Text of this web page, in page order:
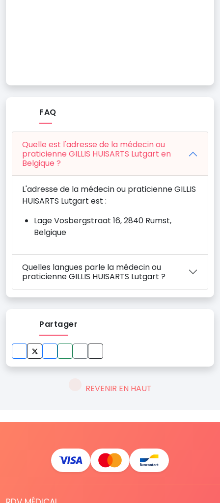
FAQ
Quelle est l'adresse de la médecin ou
praticienne GILLIS HUISARTS Lutgart en
Belgique ?
L'adresse de la médecin ou praticienne GILLIS
HUISARTS Lutgart est :
Lage Vosbergstraat 16, 2840 Rumst,
Belgique
Quelles langues parle la médecin ou
praticienne GILLIS HUISARTS Lutgart ?
Partager
REVENIR EN HAUT